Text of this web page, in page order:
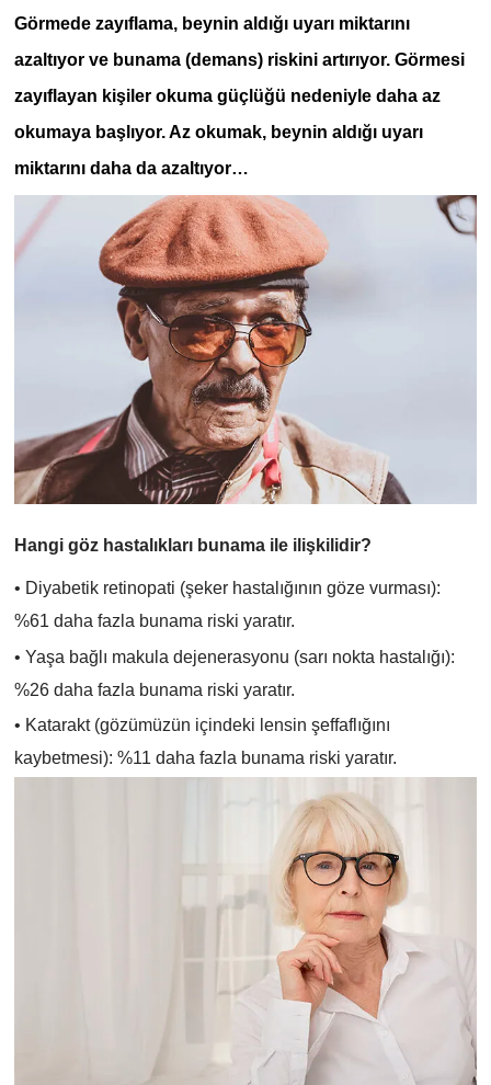
Görmede zayıflama, beynin aldığı uyarı miktarını
azaltıyor ve bunama (demans) riskini artırıyor. Görmesi
zayıflayan kişiler okuma güçlüğü nedeniyle daha az
okumaya başlıyor. Az okumak, beynin aldığı uyarı
miktarını daha da azaltıyor…
Hangi göz hastalıkları bunama ile ilişkilidir?
• Diyabetik retinopati (şeker hastalığının göze vurması):
%61 daha fazla bunama riski yaratır.
• Yaşa bağlı makula dejenerasyonu (sarı nokta hastalığı):
%26 daha fazla bunama riski yaratır.
• Katarakt (gözümüzün içindeki lensin şeffaflığını
kaybetmesi): %11 daha fazla bunama riski yaratır.